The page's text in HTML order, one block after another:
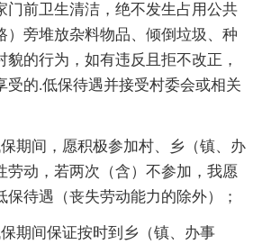
门前卫生清洁，绝不发生占用公共
）旁堆放杂料物品、倾倒垃圾、种
貌的行为，如有违反且拒不改正，
受的.低保待遇并接受村委会或相关
期间，愿积极参加村、乡（镇、办
劳动，若两次（含）不参加，我愿
保待遇（丧失劳动能力的除外）；
期间保证按时到乡（镇、办事